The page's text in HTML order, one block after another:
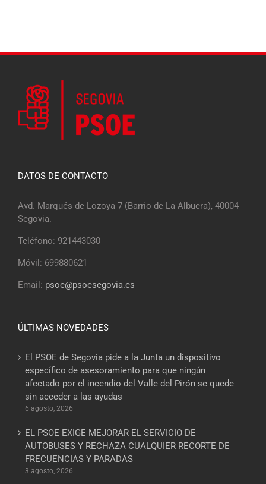
DATOS DE CONTACTO
Avd. Marqués de Lozoya 7 (Barrio de La Albuera), 40004
Segovia.
Teléfono: 921443030
Móvil: 699880621
Email: psoe@psoesegovia.es
ÚLTIMAS NOVEDADES
El PSOE de Segovia pide a la Junta un dispositivo
específico de asesoramiento para que ningún
afectado por el incendio del Valle del Pirón se quede
sin acceder a las ayudas
6 agosto, 2026
EL PSOE EXIGE MEJORAR EL SERVICIO DE
AUTOBUSES Y RECHAZA CUALQUIER RECORTE DE
FRECUENCIAS Y PARADAS
3 agosto, 2026